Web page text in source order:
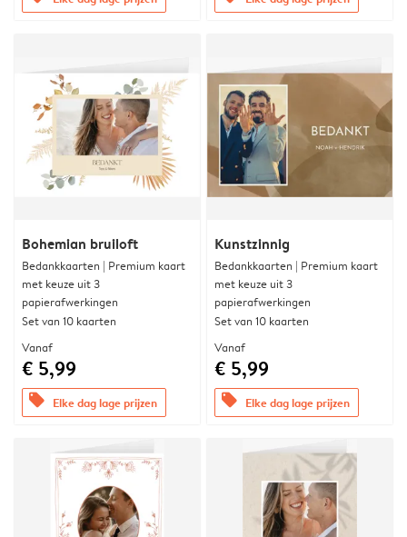
Bohemian bruiloft
Bedankkaarten | Premium kaart
met keuze uit 3
papierafwerkingen
Set van 10 kaarten
Vanaf
€ 5,99
offers Elke dag lage prijzen
Kunstzinnig
Bedankkaarten | Premium kaart
met keuze uit 3
papierafwerkingen
Set van 10 kaarten
Vanaf
€ 5,99
offers Elke dag lage prijzen